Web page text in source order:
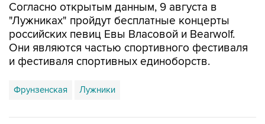
Согласно открытым данным, 9 августа в
"Лужниках" пройдут бесплатные концерты
российских певиц Евы Власовой и Bearwolf.
Они являются частью спортивного фестиваля
и фестиваля спортивных единоборств.
Фрунзенская Лужники